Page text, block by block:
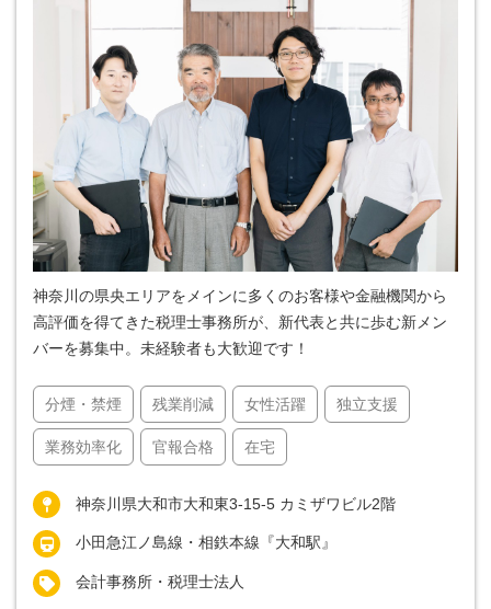
神奈川の県央エリアをメインに多くのお客様や金融機関から
高評価を得てきた税理士事務所が、新代表と共に歩む新メン
バーを募集中。未経験者も大歓迎です！
分煙・禁煙 残業削減 女性活躍 独立支援
業務効率化 官報合格 在宅
神奈川県大和市大和東3-15-5 カミザワビル2階
小田急江ノ島線・相鉄本線『大和駅』
会計事務所・税理士法人